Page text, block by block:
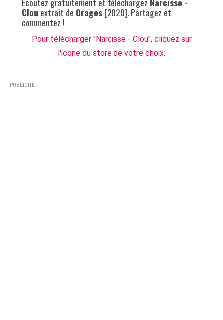
Clou extrait de Orages[2020]. Partagez et
commentez !
Pour télécharger "Narcisse - Clou", cliquez sur
l'icone du store de votre choix.
PUBLICITÉ